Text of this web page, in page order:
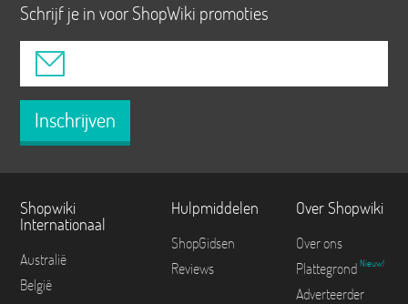
Schrijf je in voor ShopWiki promoties
Inschrijven
Shopwiki
Internationaal
Australië
België
Hulpmiddelen
ShopGidsen
Reviews
Over Shopwiki
Over ons
Plattegrond Nieuw!
Adverteerder